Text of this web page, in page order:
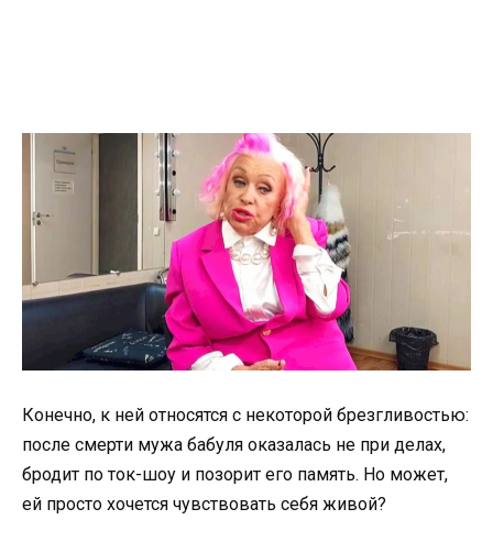
Конечно, к ней относятся с некоторой брезгливостью:
после смерти мужа бабуля оказалась не при делах,
бродит по ток-шоу и позорит его память. Но может,
ей просто хочется чувствовать себя живой?